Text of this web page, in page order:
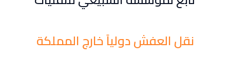
نقل العفش دولياً خارج المملكة